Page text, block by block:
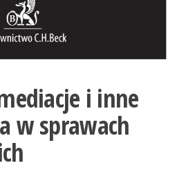
i inne
w sprawach